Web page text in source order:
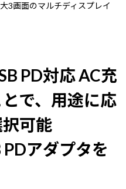
3画面のマルチディスプレイ
PD対応 AC充
で、用途に応
可能
アダプタを